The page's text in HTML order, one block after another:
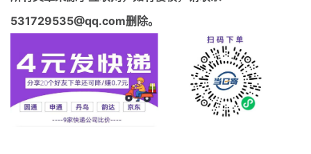
531729535@qq.com删除。